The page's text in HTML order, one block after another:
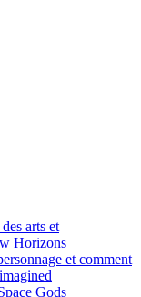
arts et
Horizons
et comment
Gods